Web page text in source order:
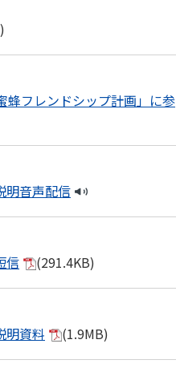
蜂フレンドシップ計画」に参
明音声配信
信
(291.4KB)
明資料
(1.9MB)